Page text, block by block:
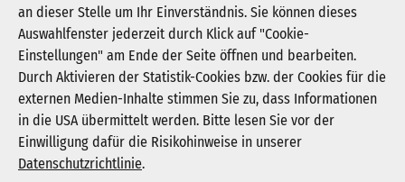
an dieser Stelle um Ihr Einverständnis. Sie können dieses
Auswahlfenster jederzeit durch Klick auf "Cookie-
Einstellungen" am Ende der Seite öffnen und bearbeiten.
Durch Aktivieren der Statistik-Cookies bzw. der Cookies für die
externen Medien-Inhalte stimmen Sie zu, dass Informationen
in die USA übermittelt werden. Bitte lesen Sie vor der
Einwilligung dafür die Risikohinweise in unserer
Datenschutzrichtlinie.
Newsletter abonnieren
Registrieren
KGNW - Krankenhausgesellschaft Nordrhein-
Westfalen e. V.